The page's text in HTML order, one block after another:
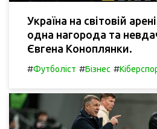
Україна на світовій
одна нагорода та
Євгена Коноплянки.
#Футболіст #Бізнес #